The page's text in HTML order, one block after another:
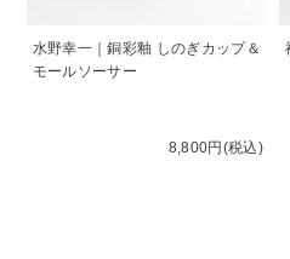
水野幸一｜銅彩釉 しのぎカップ＆
モールソーサー
8,800円(税込)